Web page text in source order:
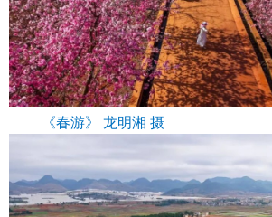
《春游》 龙明湘 摄